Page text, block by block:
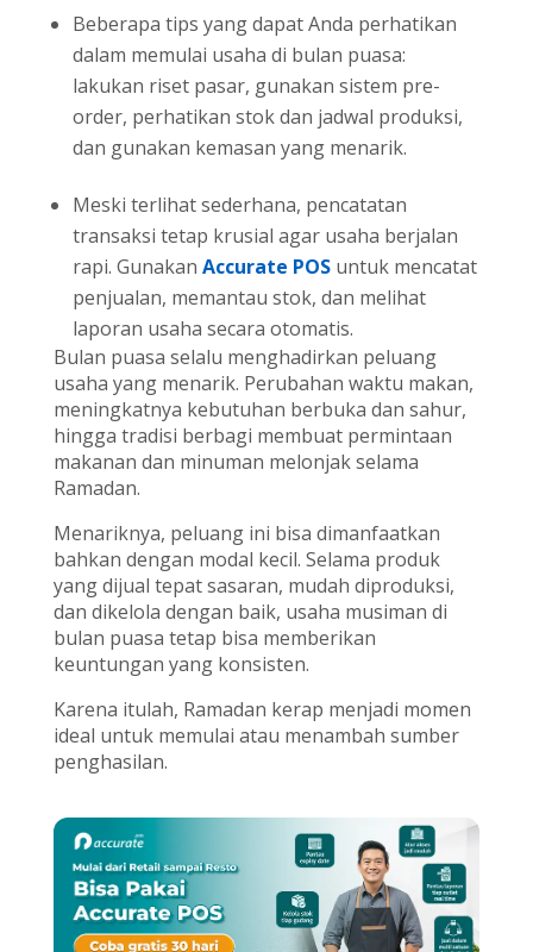
Beberapa tips yang dapat Anda perhatikan
dalam memulai usaha di bulan puasa:
lakukan riset pasar, gunakan sistem pre-
order, perhatikan stok dan jadwal produksi,
dan gunakan kemasan yang menarik.
Meski terlihat sederhana, pencatatan
transaksi tetap krusial agar usaha berjalan
rapi. Gunakan Accurate POSuntuk mencatat
penjualan, memantau stok, dan melihat
laporan usaha secara otomatis.
Bulan puasa selalu menghadirkan peluang
usaha yang menarik. Perubahan waktu makan,
meningkatnya kebutuhan berbuka dan sahur,
hingga tradisi berbagi membuat permintaan
makanan dan minuman melonjak selama
Ramadan.
Menariknya, peluang ini bisa dimanfaatkan
bahkan dengan modal kecil. Selama produk
yang dijual tepat sasaran, mudah diproduksi,
dan dikelola dengan baik, usaha musiman di
bulan puasa tetap bisa memberikan
keuntungan yang konsisten.
Karena itulah, Ramadan kerap menjadi momen
ideal untuk memulai atau menambah sumber
penghasilan.